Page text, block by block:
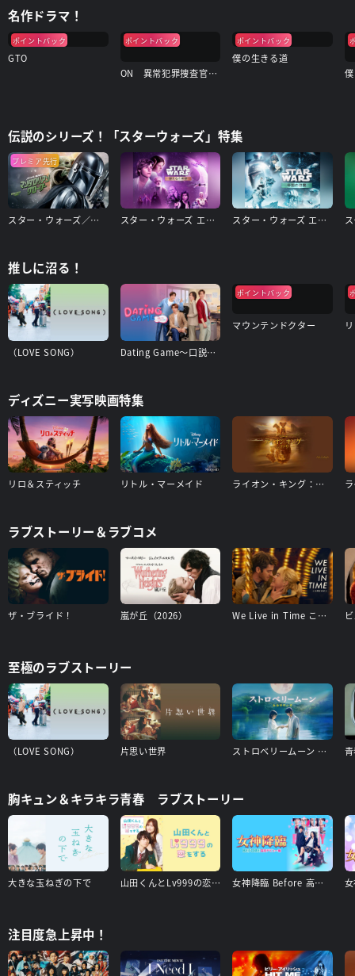
名作ドラマ！
ポイントバック
GTO
ポイントバック
ON 異常犯罪捜査官・藤堂比奈子
ポイントバック
僕の生きる道
伝説のシリーズ！「スターウォーズ」特集
プレミア先行
スター・ウォーズ／マンダロリアン・アンド・グローグー スター・ウォーズ エピソード4/新たなる希望 スター・ウォーズ エピソード5/帝国の逆襲
推しに沼る！
（LOVE SONG） Dating Game〜口説いてもいいですか、ボス!?〜
ポイントバック
マウンテンドクター
ディズニー実写映画特集
リロ＆スティッチ リトル・マーメイド ライオン・キング：ムファサ
ラブストーリー＆ラブコメ
ザ・ブライド！ 嵐が丘（2026） We Live in Time この時を生きて
至極のラブストーリー
（LOVE SONG） 片思い世界 ストロベリームーン 余命半年の恋
胸キュン＆キラキラ青春 ラブストーリー
大きな玉ねぎの下で 山田くんとLv999の恋をする 女神降臨 Before 高校デビュー編
注目度急上昇中！